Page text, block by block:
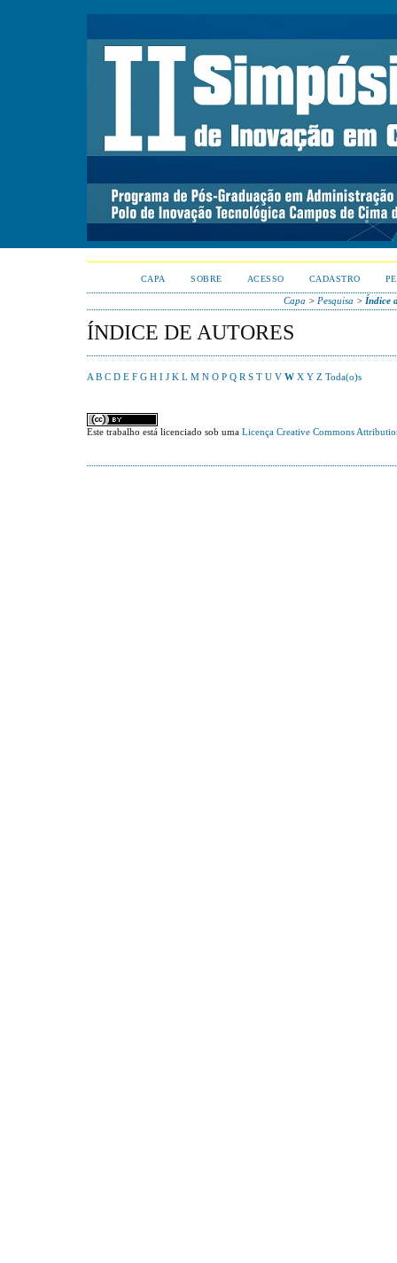
CAPA SOBRE ACESSO CADASTRO
Capa > Pesquisa > Índice
ÍNDICE DE AUTORES
A B C D E F G H I J K L M N O P Q R S T U V W X Y Z Toda(o)s
Este trabalho está licenciado sob uma Licença Creative Commons